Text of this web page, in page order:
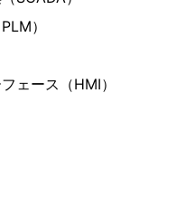
）
ェース（HMI）